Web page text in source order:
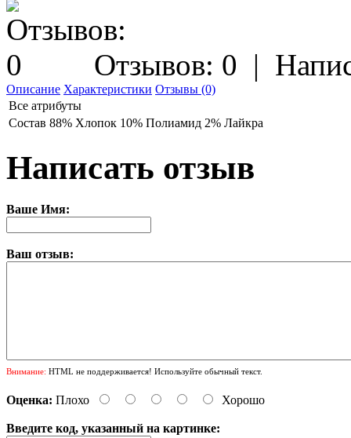
Отзывов: 0 |
Описание Характеристики Отзывы (0)
Все атрибуты
Состав 88% Хлопок 10% Полиамид 2% Лайкра
Написать отзыв
Ваше Имя:
Ваш отзыв:
Внимание: HTML не поддерживается! Используйте обычный текст.
Оценка: Плохо Хорошо
Введите код, указанный на картинке: